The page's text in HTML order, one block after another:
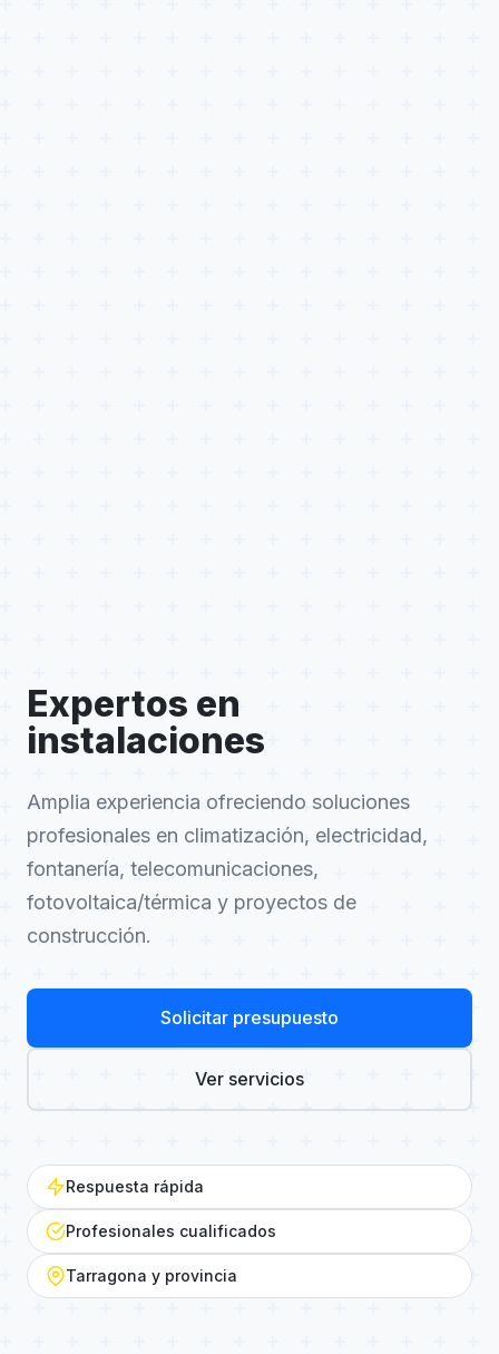
Expertos en
instalaciones
Amplia experiencia ofreciendo soluciones
profesionales en climatización, electricidad,
fontanería, telecomunicaciones,
fotovoltaica/térmica y proyectos de
construcción.
Solicitar presupuesto
Ver servicios
Respuesta rápida
Profesionales cualificados
Tarragona y provincia